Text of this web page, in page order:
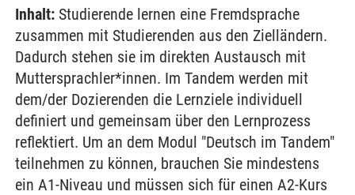
Inhalt: Studierende lernen eine Fremdsprache
zusammen mit Studierenden aus den Zielländern.
Dadurch stehen sie im direkten Austausch mit
Muttersprachler*innen. Im Tandem werden mit
dem/der Dozierenden die Lernziele individuell
definiert und gemeinsam über den Lernprozess
reflektiert. Um an dem Modul "Deutsch im Tandem"
teilnehmen zu können, brauchen Sie mindestens
ein A1-Niveau und müssen sich für einen A2-Kurs